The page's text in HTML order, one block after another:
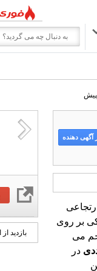
بازدید از
دهنده
بر روی
رحم می
در
فروشگاه اینترنتی ایزی مِد کالا قابل خریداری می باشد.این
محصول طراحی شده به صورت خاردار و شیاردار است